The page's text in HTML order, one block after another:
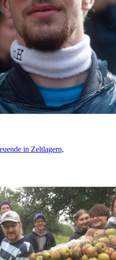
in Zeltlagern,